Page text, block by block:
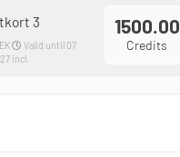
1500.00
Credits
3
Valid until 07
incl.